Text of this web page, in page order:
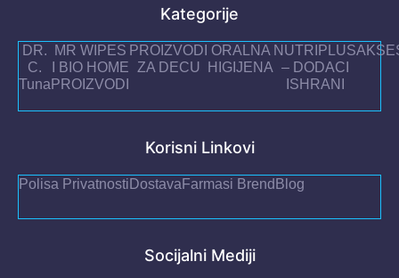
Kategorije
DR.
C.
Tuna
MR WIPES
I BIO HOME
PROIZVODI
PROIZVODI
ZA DECU
ORALNA
HIGIJENA
NUTRIPLUS
– DODACI
ISHRANI
Korisni Linkovi
Polisa Privatnosti Dostava Farmasi Brend Blog
Socijalni Mediji